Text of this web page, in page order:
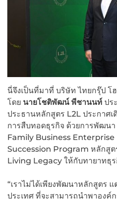
นี่จึงเป็นที่มาที่ บริษัท ไทยกรุ๊ป โ
โดย นายโชติพัฒน์ พีชานนท์ ปร
ประธานหลักสูตร L2L ประกาศ
การสืบทอดธุรกิจ ด้วยการพัฒน
Family Business
Succession Program หลักสูต
Living Legacy ให้กับทายาทธุร
“เราไม่ได้เพียงพัฒนาหลักสูตร
ประเทศ ที่จะสามารถนำพาองค์